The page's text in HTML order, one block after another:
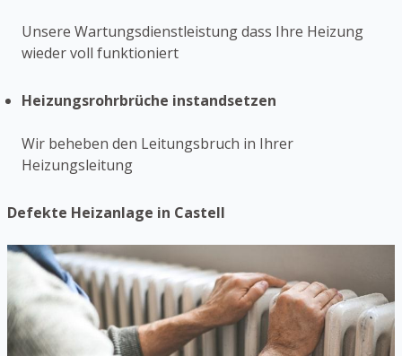
Unsere Wartungsdienstleistung dass Ihre Heizung
wieder voll funktioniert
Heizungsrohrbrüche instandsetzen
Wir beheben den Leitungsbruch in Ihrer
Heizungsleitung
Defekte Heizanlage in Castell